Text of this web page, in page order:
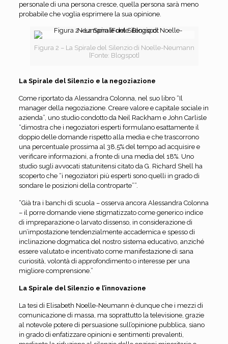
personale di una persona cresce, quella persona sarà meno
probabile che voglia esprimere la sua opinione.
Figura 2 – La Spirale del Silenzio di Noelle-Neumann
[Fonte: Blogspot]
La Spirale del Silenzio e la negoziazione
Come riportato da Alessandra Colonna, nel suo libro “Il
manager della negoziazione. Creare valore e capitale sociale in
azienda”, uno studio condotto da Neil Rackham e John Carlisle
“dimostra che i negoziatori esperti formulano esattamente il
doppio delle domande rispetto alla media e che trascorrono
una percentuale prossima al 38,5% del tempo ad acquisire e
verificare informazioni, a fronte di una media del 18%. Uno
studio sugli avvocati statunitensi citato da G. Richard Shell ha
scoperto che “i negoziatori più esperti sono quelli in grado di
sondare le posizioni della controparte””.
“Già tra i banchi di scuola – osserva ancora Alessandra Colonna
– il porre domande viene stigmatizzato come generico indice
di impreparazione o larvato dissenso, in considerazione di
un’impostazione tendenzialmente accademica e spesso di
inclinazione dogmatica del nostro sistema educativo, anziché
essere valutato e incentivato come manifestazione di sana
curiosità, volontà di approfondimento o interesse per una
migliore comprensione.”
La Spirale del Silenzio e l’innovazione
La tesi di Elisabeth Noelle-Neumann è dunque che i mezzi di
comunicazione di massa, ma soprattutto la televisione, grazie
al notevole potere di persuasione sull’opinione pubblica, siano
in grado di enfatizzare opinioni e sentimenti prevalenti,